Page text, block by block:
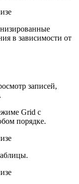
в зависимости от
записей,
Grid с
порядке.